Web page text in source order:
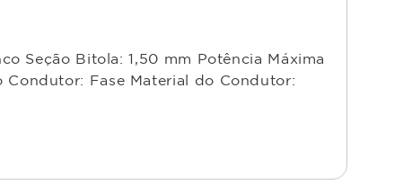
Seção Bitola: 1,50 mm Potência Máxima
Condutor: Fase Material do Condutor: